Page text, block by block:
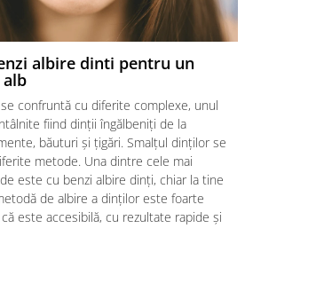
albire dinti pentru un
confruntă cu diferite complexe, unul
fiind dinții îngălbeniți de la
băuturi și țigări. Smalțul dinților se
metode. Una dintre cele mai
este cu benzi albire dinți, chiar la tine
de albire a dinților este foarte
este accesibilă, cu rezultate rapide și